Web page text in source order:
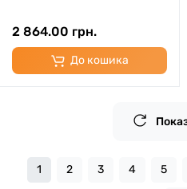
2 864.00 грн.
До кошика
1 2 3 4 5